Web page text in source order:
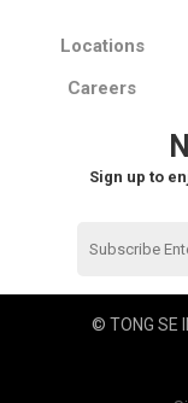
Locations
Careers
Sign up to
© TONG SE